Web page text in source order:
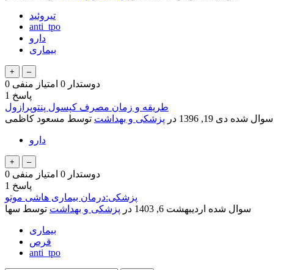
تیروئید
anti_tpo
دارو
بیماری
0 دوستدار 0 امتیاز منفی
1 پاسخ
طریقه و زمان مصرف کپسول پنتوپرازول
سوال شده دی 19, 1396 در پزشکی و بهداشت توسط مسعود کاظمی
دارو
0 دوستدار 0 امتیاز منفی
1 پاسخ
پزشکی:درمان بیماری هاشی موتو
سوال شده اردیبهشت 6, 1403 در پزشکی و بهداشت توسط سها
بیماری
قرص
anti_tpo